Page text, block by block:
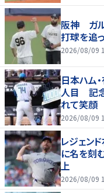
阪神 ガ
打球を追
2026/08/09
日本ハム
人目 記
れて笑顔
2026/08/09
レジェン
に名を刻
上
2026/08/09